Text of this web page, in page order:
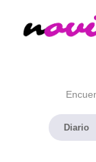
Diario